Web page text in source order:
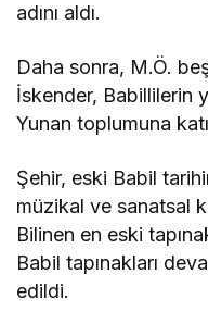
adını aldı.
Daha sonra, M.Ö.
İskender, Babillilerin
Yunan toplumuna
Şehir, eski Babil
müzikal ve sanatsal
Bilinen en eski
Babil tapınakları
edildi.